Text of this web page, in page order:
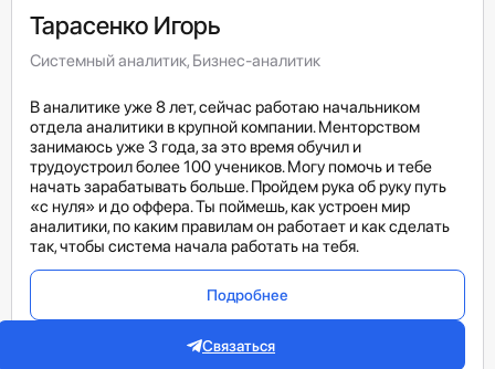
Тарасенко Игорь
Системный аналитик, Бизнес-аналитик
В аналитике уже 8 лет, сейчас работаю начальником
отдела аналитики в крупной компании. Менторством
занимаюсь уже 3 года, за это время обучил и
трудоустроил более 100 учеников. Могу помочь и тебе
начать зарабатывать больше. Пройдем рука об руку путь
«с нуля» и до оффера. Ты поймешь, как устроен мир
аналитики, по каким правилам он работает и как сделать
так, чтобы система начала работать на тебя.
Подробнее
Связаться